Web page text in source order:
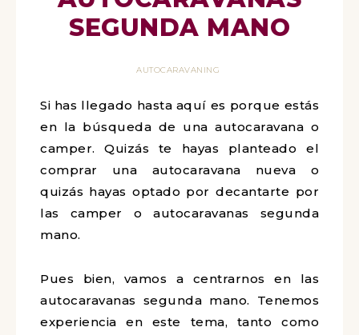
SEGUNDA MANO
AUTOCARAVANING
Si has llegado hasta aquí es porque estás
en la búsqueda de una autocaravana o
camper. Quizás te hayas planteado el
comprar una autocaravana nueva o
quizás hayas optado por decantarte por
las camper o autocaravanas segunda
mano.
Pues bien, vamos a centrarnos en las
autocaravanas segunda mano. Tenemos
experiencia en este tema, tanto como